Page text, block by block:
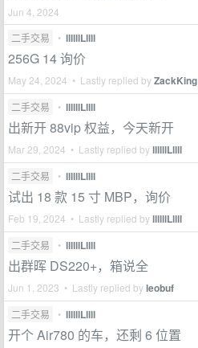
Jun 4, 2024
二手交易
• llllllLllll
256G 14 询价
May 24, 2024 • Lastly replied byZackKing
二手交易 • llllllLllll
出新开 88vip 权益，今天新开
Mar 29, 2024 • Lastly replied byllllllLllll
二手交易 • llllllLllll
试出 18 款 15 寸 MBP，询价
Feb 19, 2024 • Lastly replied byllllllLllll
二手交易 • llllllLllll
出群晖 DS220+，箱说全
Jun 1, 2023 • Lastly replied byleobuf
二手交易 • llllllLllll
开个 Air780 的车，还剩 6 位置